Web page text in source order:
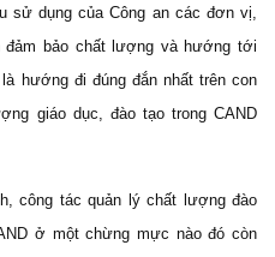
sử dụng của Công an các đơn vị,
bảo chất lượng và hướng tới
hướng đi đúng đắn nhất trên con
giáo dục, đào tạo trong CAND
công tác quản lý chất lượng đào
ở một chừng mực nào đó còn